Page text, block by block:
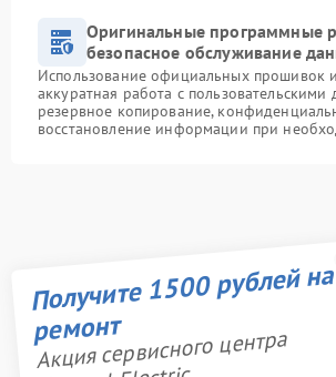
Оригинальные программные
безопасное обслуживание
Использование официальных прошивок
аккуратная работа с
резервное копирование,
восстановление информации при
Получите 1500 рублей на
ремонт
Акция сервисного центра